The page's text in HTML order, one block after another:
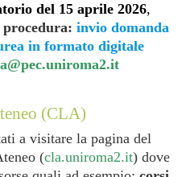
del 15 aprile 2026,
procedura: invio domanda
in formato digitale
(CLA)
a visitare la pagina del
(cla.uniroma2.it) dove